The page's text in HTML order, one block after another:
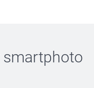
smartphoto